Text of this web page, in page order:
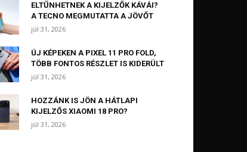
ELTŰNHETNEK A KIJELZŐK KÁVÁI?
A TECNO MEGMUTATTA A JÖVŐT
júl 31, 2026
ÚJ KÉPEKEN A PIXEL 11 PRO FOLD,
TÖBB FONTOS RÉSZLET IS KIDERÜLT
júl 31, 2026
HOZZÁNK IS JÖN A HÁTLAPI
KIJELZŐS XIAOMI 18 PRO?
júl 31, 2026